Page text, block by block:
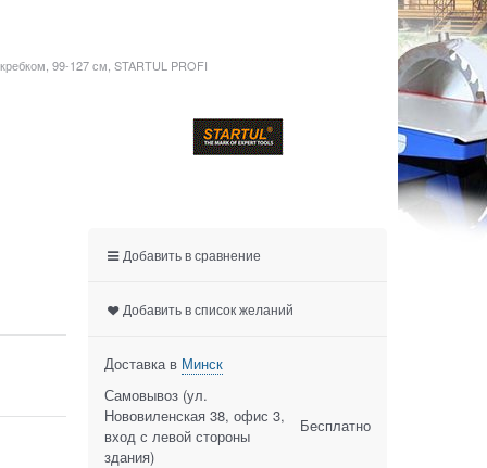
99-127 см, STARTUL PROFI
Добавить в сравнение
Добавить в список желаний
Доставка в Минск
Самовывоз (ул.
Нововиленская 38, офис 3,
вход с левой стороны
здания)
Бесплатно